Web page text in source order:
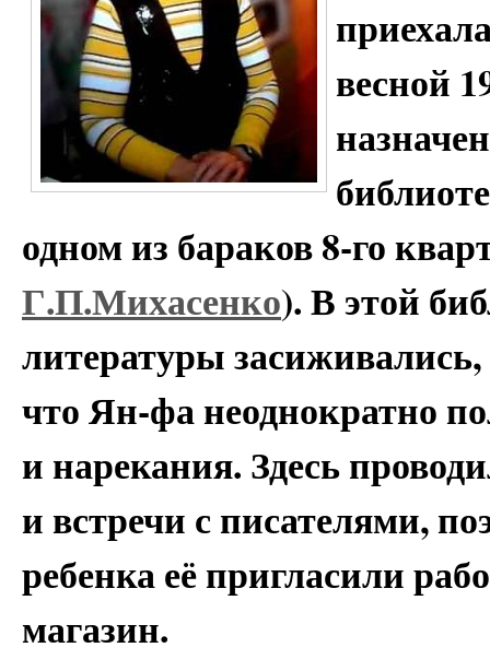
весной
одном из бараков 8-го
Г.П.Михасенко). В этой
литературы
что Ян-фа неоднократно
и нарекания. Здесь
и встречи с писателями,
ребенка её пригласили
магазин.